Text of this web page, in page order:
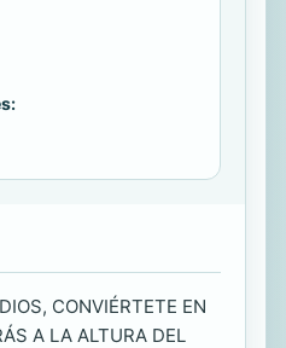
CONVIÉRTETE EN
A LA ALTURA DEL